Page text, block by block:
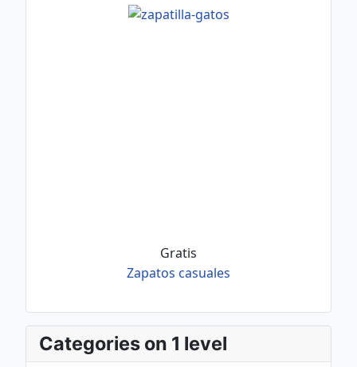
Gratis
Zapatos casuales
Categories on 1 level